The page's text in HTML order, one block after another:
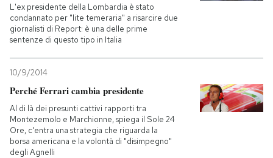
CALENDARIO
AREA PERSONALE
Entra
L'ex presidente della Lombardia è stato
condannato per "lite temeraria" a risarcire due
giornalisti di Report: è una delle prime
sentenze di questo tipo in Italia
10/9/2014
Perché Ferrari cambia presidente
Al di là dei presunti cattivi rapporti tra
Montezemolo e Marchionne, spiega il Sole 24
Ore, c'entra una strategia che riguarda la
borsa americana e la volontà di "disimpegno"
degli Agnelli